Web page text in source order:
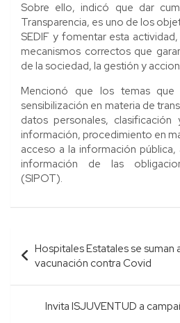
Sobre ello, indicó que dar
Transparencia, es uno de los
SEDIF y fomentar esta
mecanismos correctos que
de la sociedad, la gestión y
Mencionó que los temas que
sensibilización en materia de
datos personales,
información, procedimiento en
acceso a la información
información de las
(SIPOT).
Navegación
de
entradas
Hospitales Estatales se suman
vacunación contra Covid
Invita ISJUVENTUD a